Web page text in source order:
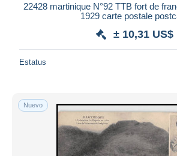
22428 martinique N°92 TTB fort de
1929 carte postale
± 10,31 US$
Estatus
Nuevo